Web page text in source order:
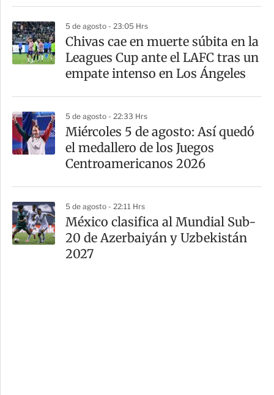
5 de agosto - 23:05 Hrs
Chivas cae en muerte súbita en la
Leagues Cup ante el LAFC tras un
empate intenso en Los Ángeles
5 de agosto - 22:33 Hrs
Miércoles 5 de agosto: Así quedó
el medallero de los Juegos
Centroamericanos 2026
5 de agosto - 22:11 Hrs
México clasifica al Mundial Sub-
20 de Azerbaiyán y Uzbekistán
2027